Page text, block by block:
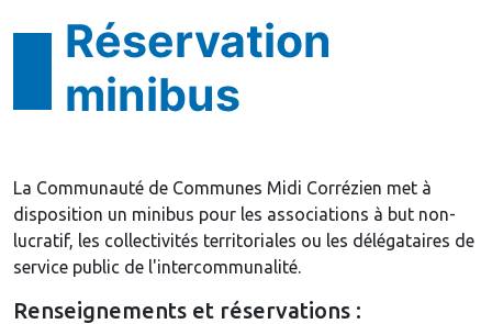
Réservation
minibus
La Communauté de Communes Midi Corrézien met à
disposition un minibus pour les associations à but non-
lucratif, les collectivités territoriales ou les délégataires de
service public de l'intercommunalité.
Renseignements et réservations :